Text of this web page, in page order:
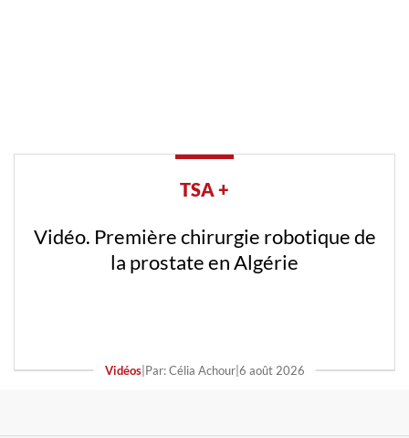
TSA +
Vidéo. Première chirurgie robotique de
la prostate en Algérie
Vidéos|Par: Célia Achour|6 août 2026